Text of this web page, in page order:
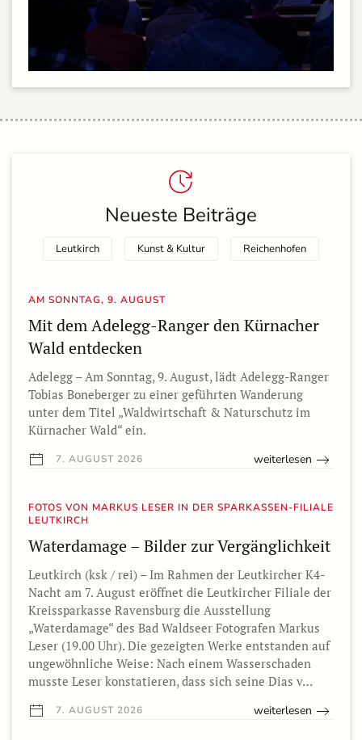
Neueste Beiträge
Leutkirch Kunst & Kultur Rei­chen­ho­fen
AM SONNTAG, 9. AUGUST
Mit dem Adelegg-Ranger den Kürnacher
Wald entdecken
Adelegg – Am Sonntag, 9. August, lädt Adelegg-Ranger
Tobias Boneberger zu einer geführten Wanderung
unter dem Titel „Waldwirtschaft & Naturschutz im
Kürnacher Wald“ ein.
7. AUGUST 2026 weiterlesen
FOTOS VON MARKUS LESER IN DER SPARKASSEN-FILIALE
LEUTKIRCH
Waterdamage – Bilder zur Vergänglichkeit
Leutkirch (ksk / rei) – Im Rahmen der Leutkircher K4-
Nacht am 7. August eröffnet die Leutkircher Filiale der
Kreissparkasse Ravensburg die Ausstellung
„Waterdamage“ des Bad Waldseer Fotografen Markus
Leser (19.00 Uhr). Die gezeigten Werke entstanden auf
ungewöhnliche Weise: Nach einem Wasserschaden
musste Leser konstatieren, dass sich seine Dias v…
7. AUGUST 2026 weiterlesen